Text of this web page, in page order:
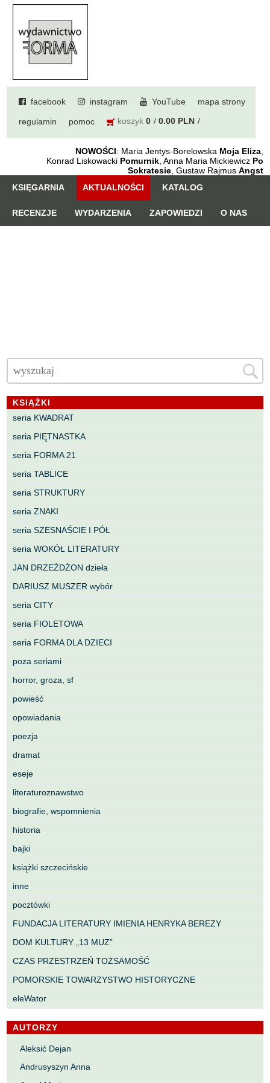
facebook instagram YouTube mapa strony
regulamin pomoc koszyk 0 0.00 PLN
NOWOŚCI: Maria Jentys-Borelowska Moja Eliza,
Konrad Liskowacki Pomurnik, Anna Maria Mickiewicz Po
Sokratesie, Gustaw Rajmus Angst
KSIĘGARNIA
AKTUALNOŚCI KATALOG
RECENZJE WYDARZENIA ZAPOWIEDZI O NAS
KSIĄŻKI
seria KWADRAT
seria PIĘTNASTKA
seria FORMA 21
seria TABLICE
seria STRUKTURY
seria ZNAKI
seria SZESNAŚCIE I PÓŁ
seria WOKÓŁ LITERATURY
JAN DRZEŻDŻON dzieła
DARIUSZ MUSZER wybór
seria CITY
seria FIOLETOWA
seria FORMA DLA DZIECI
poza seriami
horror, groza, sf
powieść
opowiadania
poezja
dramat
eseje
literaturoznawstwo
biografie, wspomnienia
historia
bajki
książki szczecińskie
inne
pocztówki
FUNDACJA LITERATURY IMIENIA HENRYKA BEREZY
DOM KULTURY „13 MUZ”
CZAS PRZESTRZEŃ TOŻSAMOŚĆ
POMORSKIE TOWARZYSTWO HISTORYCZNE
eleWator
AUTORZY
Aleksić Dejan
Andrusyszyn Anna